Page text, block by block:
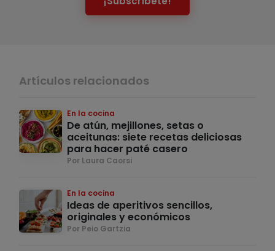
Artículos relacionados
En la cocina
De atún, mejillones, setas o
aceitunas: siete recetas deliciosas
para hacer paté casero
Por Laura Caorsi
En la cocina
Ideas de aperitivos sencillos,
originales y económicos
Por Peio Gartzia